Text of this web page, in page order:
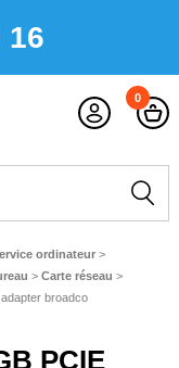
16
0
ordinateur >
> Carte réseau >
broadco
PCIE